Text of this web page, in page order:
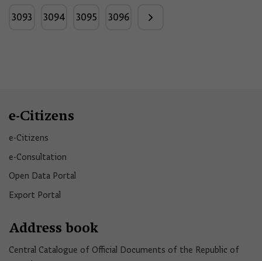
3093 3094 3095 3096
e-Citizens
e-Citizens​
e-Consultation
Open Data Portal​
Export Portal
Address book
Central Catalogue of Official Documents of the Republic of